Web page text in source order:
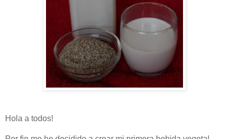
Hola a todos!